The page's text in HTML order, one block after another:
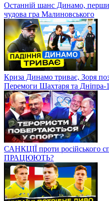
Останній шанс Динамо,
чудова гра Малиновського
Криза Динамо триває, Зоря
Перемоги Шахтаря та Дніпра-1
САНКЦІЇ проти
ПРАЦЮЮТЬ?